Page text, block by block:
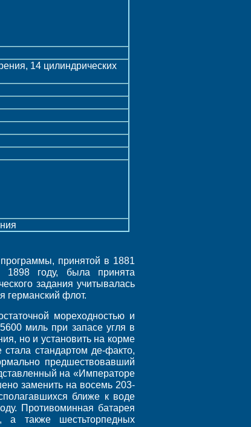
14 цилиндрических
принятой в 1881
1898 году, была принята
задания учитывалась
германский флот.
мореходностью и
миль при запасе угля в
но и установить на корме
стандартом де-факто,
предшествовавший
на «Императоре
заменить на восемь 203-
ближе к воде
Противоминная батарея
также шестьторпедных